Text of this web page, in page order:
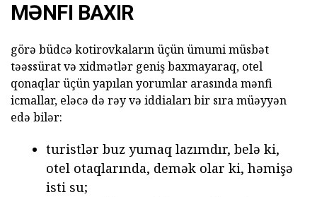
MƏNFI BAXIR
görə büdcə kotirovkaların üçün ümumi müsbət
təəssürat və xidmətlər geniş baxmayaraq, otel
qonaqlar üçün yapılan yorumlar arasında mənfi
icmallar, eləcə də rəy və iddiaları bir sıra müəyyən
edə bilər:
turistlər buz yumaq lazımdır, belə ki,
otel otaqlarında, demək olar ki, həmişə
isti su;